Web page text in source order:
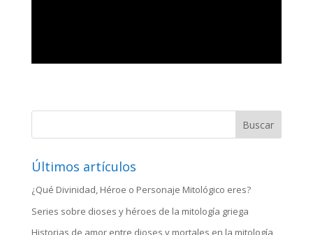
Buscar
Últimos artículos
¿Qué Divinidad, Héroe o Personaje Mitológico eres?
Series sobre dioses y héroes de la mitología griega
Historias de amor entre dioses y mortales en la mitología